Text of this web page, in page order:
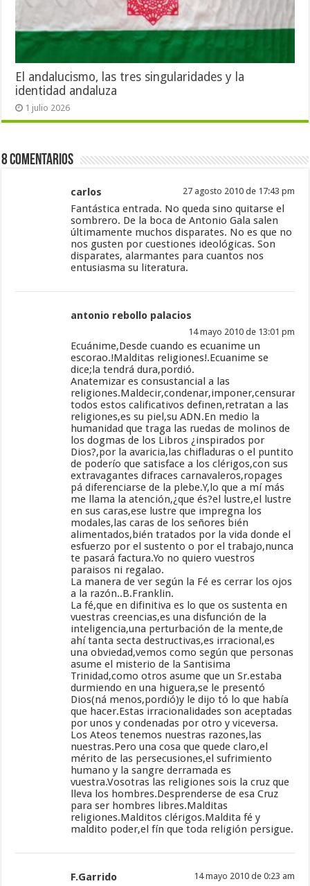
El andalucismo, las tres singularidades y la
identidad andaluza
1 julio 2026
8 Comentarios
carlos 27 agosto 2010 de 17:43 pm
Fantástica entrada. No queda sino quitarse el
sombrero. De la boca de Antonio Gala salen
últimamente muchos disparates. No es que no
nos gusten por cuestiones ideológicas. Son
disparates, alarmantes para cuantos nos
entusiasma su literatura.
antonio rebollo palacios
14 mayo 2010 de 13:01 pm
Ecuánime,Desde cuando es ecuanime un
escorao.!Malditas religiones!.Ecuanime se
dice;la tendrá dura,pordió.
Anatemizar es consustancial a las
todos estos calificativos definen,retratan a las
religiones,es su piel,su ADN.En medio la
humanidad que traga las ruedas de molinos de
los dogmas de los Libros ¿inspirados por
Dios?,por la avaricia,las chifladuras o el puntito
de poderío que satisface a los clérigos,con sus
extravagantes difraces carnavaleros,ropages
pá diferenciarse de la plebe.Y,lo que a mí más
me llama la atención,¿que és?el lustre,el lustre
en sus caras,ese lustre que impregna los
modales,las caras de los señores bién
alimentados,bién tratados por la vida donde el
esfuerzo por el sustento o por el trabajo,nunca
te pasará factura.Yo no quiero vuestros
paraisos ni regalao.
La manera de ver según la Fé es cerrar los ojos
a la razón..B.Franklin.
La fé,que en difinitiva es lo que os sustenta en
vuestras creencias,es una disfunción de la
inteligencia,una perturbación de la mente,de
ahí tanta secta destructivas,es irracional,es
una obviedad,vemos como según que personas
asume el misterio de la Santisima
Trinidad,como otros asume que un Sr.estaba
durmiendo en una higuera,se le presentó
Dios(ná menos,pordió)y le dijo tó lo que había
que hacer.Estas irracionalidades son aceptadas
por unos y condenadas por otro y viceversa.
Los Ateos tenemos nuestras razones,las
nuestras.Pero una cosa que quede claro,el
mérito de las persecusiones,el sufrimiento
humano y la sangre derramada es
vuestra.Vosotras las religiones sois la cruz que
lleva los hombres.Desprenderse de esa Cruz
para ser hombres libres.Malditas
religiones.Malditos clérigos.Maldita fé y
maldito poder,el fín que toda religión persigue.
F.Garrido 14 mayo 2010 de 0:23 am